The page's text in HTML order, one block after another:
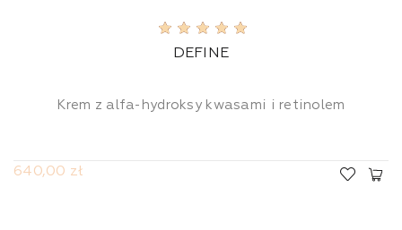
DEFINE
Krem z alfa-hydroksy kwasami i retinolem
640,00 zł